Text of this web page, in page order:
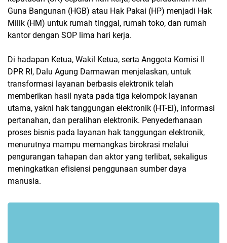
Guna Bangunan (HGB) atau Hak Pakai (HP) menjadi Hak
Milik (HM) untuk rumah tinggal, rumah toko, dan rumah
kantor dengan SOP lima hari kerja.
Di hadapan Ketua, Wakil Ketua, serta Anggota Komisi II
DPR RI, Dalu Agung Darmawan menjelaskan, untuk
transformasi layanan berbasis elektronik telah
memberikan hasil nyata pada tiga kelompok layanan
utama, yakni hak tanggungan elektronik (HT-El), informasi
pertanahan, dan peralihan elektronik. Penyederhanaan
proses bisnis pada layanan hak tanggungan elektronik,
menurutnya mampu memangkas birokrasi melalui
pengurangan tahapan dan aktor yang terlibat, sekaligus
meningkatkan efisiensi penggunaan sumber daya
manusia.